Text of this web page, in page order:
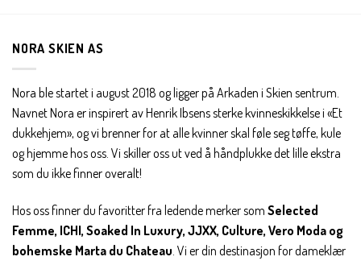
NORA SKIEN AS
Nora ble startet i august 2018 og ligger på Arkaden i Skien sentrum.
Navnet Nora er inspirert av Henrik Ibsens sterke kvinneskikkelse i «Et
dukkehjem», og vi brenner for at alle kvinner skal føle seg tøffe, kule
og hjemme hos oss. Vi skiller oss ut ved å håndplukke det lille ekstra
som du ikke finner overalt!
Hos oss finner du favoritter fra ledende merker som Selected
Femme, ICHI, Soaked In Luxury, JJXX, Culture, Vero Moda og
bohemske Marta du Chateau . Vi er din destinasjon for dameklær
rabatt på din første handel og eksklusive fordeler rett i lomma.
JA, HENT MIN RABATTKODE!
Nei takk, Jeg er ikke interessert